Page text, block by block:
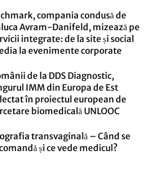
compania condusă de
Avram-Danifeld, mizează pe
integrate: de la site și social
la evenimente corporate
de la DDS Diagnostic,
IMM din Europa de Est
în proiectul european de
biomedicală UNLOOC
transvaginală – Când se
și ce vede medicul?